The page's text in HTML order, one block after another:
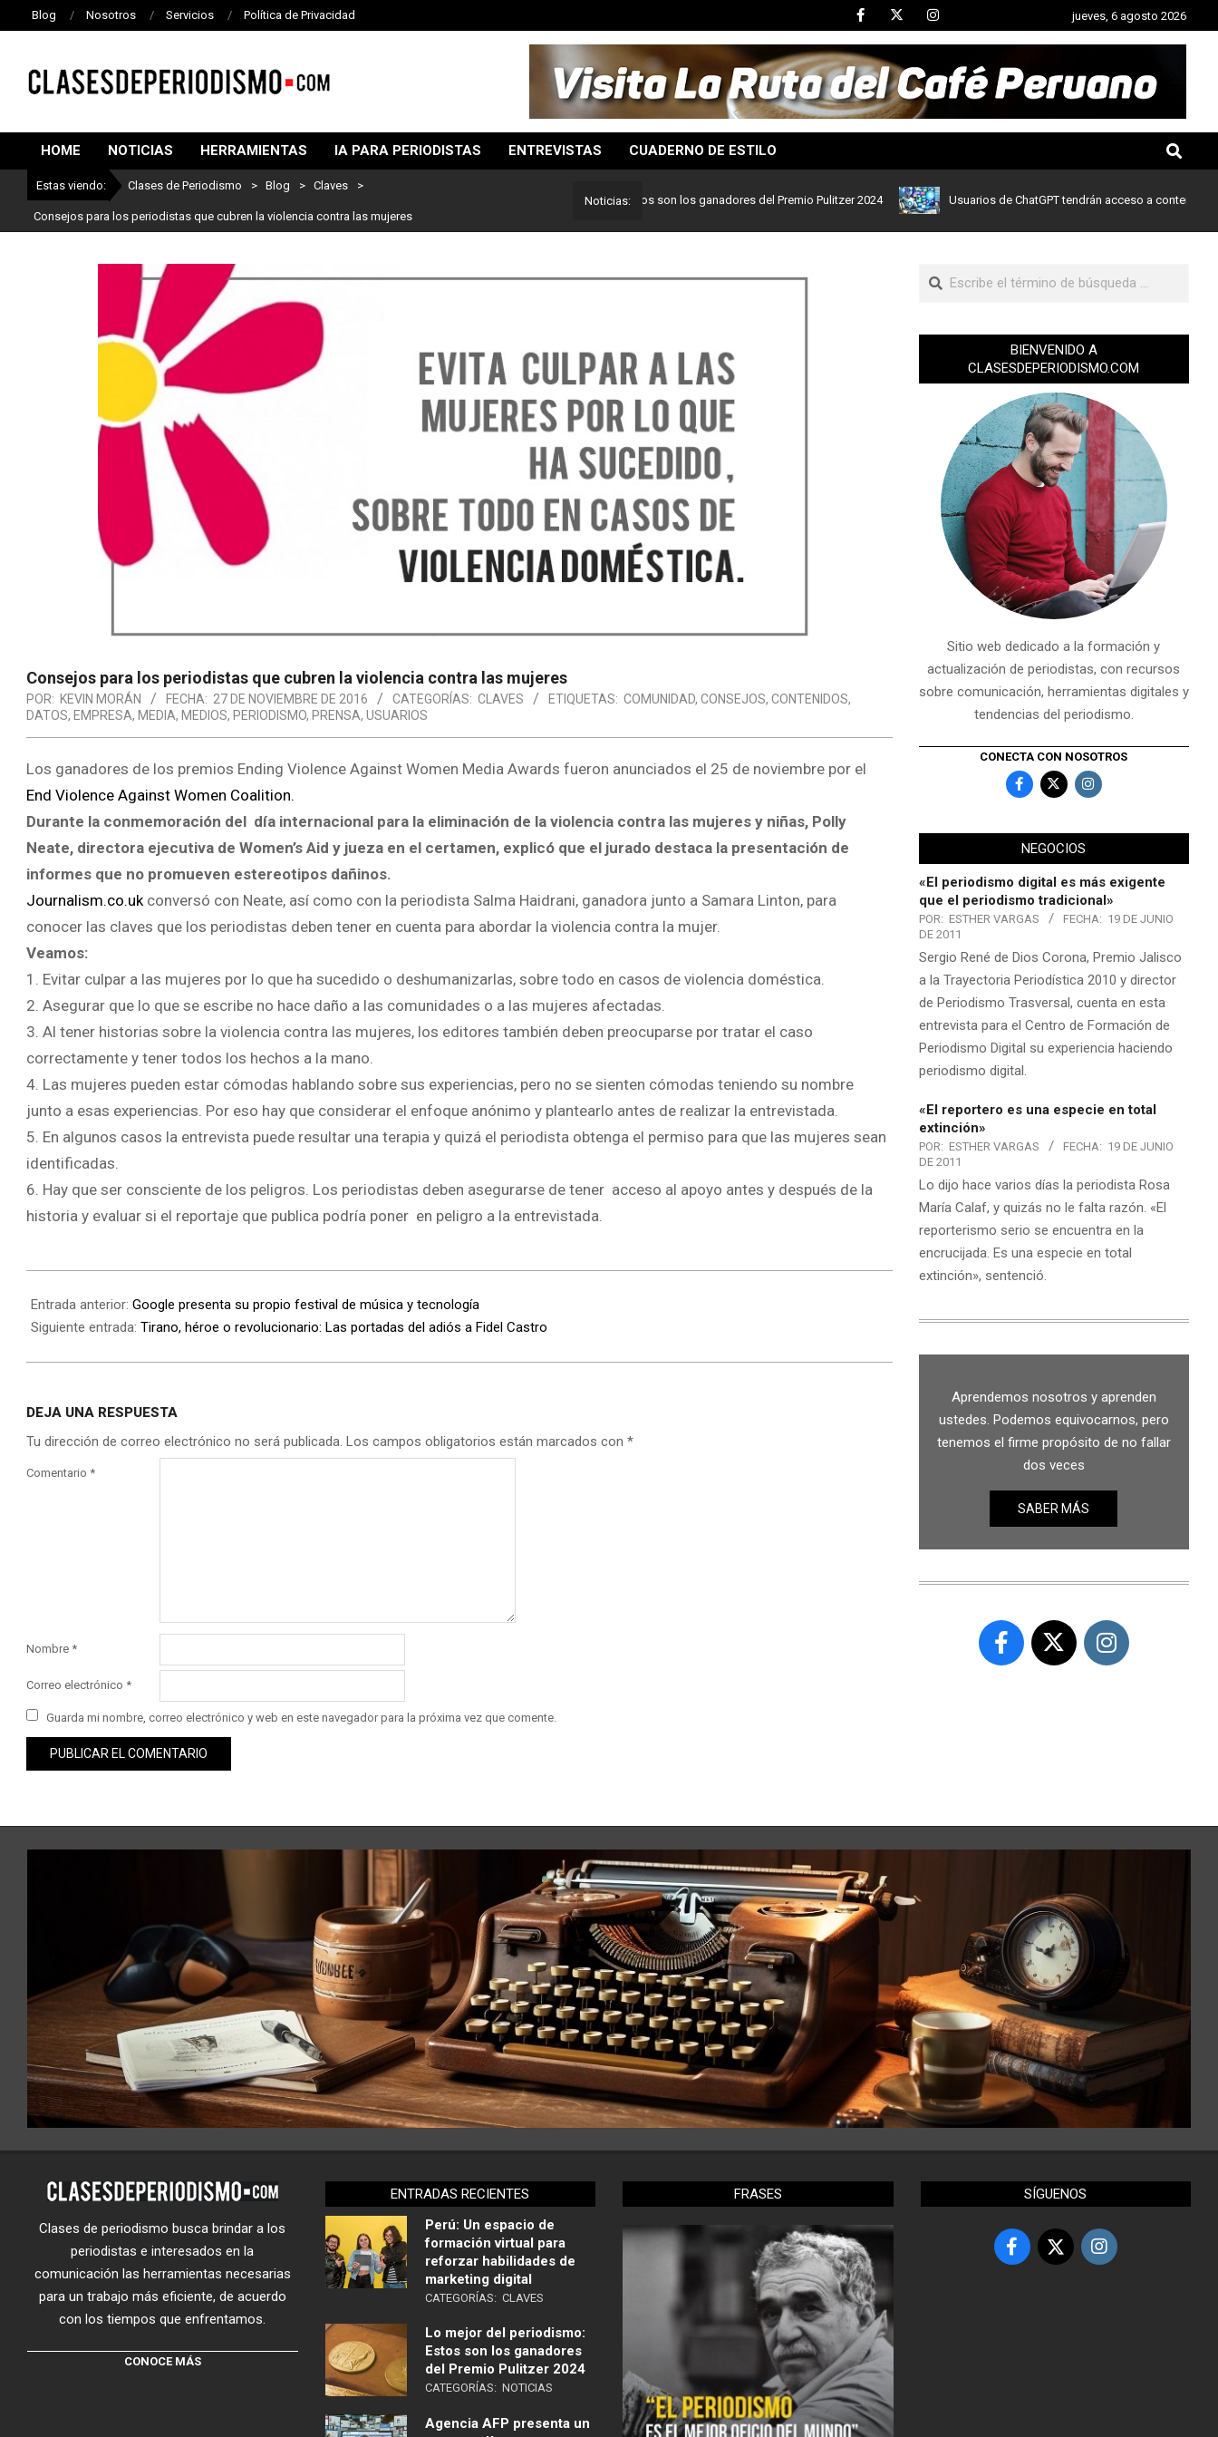
Blog Nosotros Servicios Política de Privacidad jueves, 6 agosto 2026
DE
PERIODISMO
HOME NOTICIAS HERRAMIENTAS IA PARA PERIODISTAS ENTREVISTAS CUADERNO DE ESTILO
Estas viendo: Clases de Periodismo > Blog > Claves >
Consejos para los periodistas que cubren la violencia contra las mujeres
Noticias:
Lo mejor del periodismo: Estos son los ganadores del Premio Pulitzer 2024 Usuarios de ChatGPT tendrán acceso a contenidos de
Consejos para los periodistas que cubren la violencia contra las mujeres
POR: KEVIN MORÁN FECHA: 27 DE NOVIEMBRE DE 2016 CATEGORÍAS: CLAVES ETIQUETAS: COMUNIDAD, CONSEJOS, CONTENIDOS,
DATOS, EMPRESA, MEDIA, MEDIOS, PERIODISMO, PRENSA, USUARIOS
Los ganadores de los premios Ending Violence Against Women Media Awards fueron anunciados el 25 de noviembre por el
End Violence Against Women Coalition.
Durante la conmemoración del día internacional para la eliminación de la violencia contra las mujeres y niñas, Polly
Neate, directora ejecutiva de Women’s Aid y jueza en el certamen, explicó que el jurado destaca la presentación de
informes que no promueven estereotipos dañinos.
Journalism.co.ukconversó con Neate, así como con la periodista Salma Haidrani, ganadora junto a Samara Linton, para
conocer las claves que los periodistas deben tener en cuenta para abordar la violencia contra la mujer.
Veamos:
1. Evitar culpar a las mujeres por lo que ha sucedido o deshumanizarlas, sobre todo en casos de violencia doméstica.
2. Asegurar que lo que se escribe no hace daño a las comunidades o a las mujeres afectadas.
3. Al tener historias sobre la violencia contra las mujeres, los editores también deben preocuparse por tratar el caso
correctamente y tener todos los hechos a la mano.
4. Las mujeres pueden estar cómodas hablando sobre sus experiencias, pero no se sienten cómodas teniendo su nombre
junto a esas experiencias. Por eso hay que considerar el enfoque anónimo y plantearlo antes de realizar la entrevistada.
5. En algunos casos la entrevista puede resultar una terapia y quizá el periodista obtenga el permiso para que las mujeres sean
identificadas.
6. Hay que ser consciente de los peligros. Los periodistas deben asegurarse de tener acceso al apoyo antes y después de la
historia y evaluar si el reportaje que publica podría poner en peligro a la entrevistada.
Entrada anterior: Google presenta su propio festival de música y tecnología
Siguiente entrada: Tirano, héroe o revolucionario: Las portadas del adiós a Fidel Castro
DEJA UNA RESPUESTA
Tu dirección de correo electrónico no será publicada. Los campos obligatorios están marcados con *
Comentario *
Nombre *
Correo electrónico *
Guarda mi nombre, correo electrónico y web en este navegador para la próxima vez que comente.
BIENVENIDO A
CLASESDEPERIODISMO.COM
Sitio web dedicado a la formación y
actualización de periodistas, con recursos
sobre comunicación, herramientas digitales y
tendencias del periodismo.
CONECTA CON NOSOTROS
NEGOCIOS
«El periodismo digital es más exigente
que el periodismo tradicional»
POR: ESTHER VARGAS FECHA: 19 DE JUNIO
DE 2011
Sergio René de Dios Corona, Premio Jalisco
a la Trayectoria Periodística 2010 y director
de Periodismo Trasversal, cuenta en esta
entrevista para el Centro de Formación de
Periodismo Digital su experiencia haciendo
periodismo digital.
«El reportero es una especie en total
extinción»
POR: ESTHER VARGAS FECHA: 19 DE JUNIO
DE 2011
Lo dijo hace varios días la periodista Rosa
María Calaf, y quizás no le falta razón. «El
reporterismo serio se encuentra en la
encrucijada. Es una especie en total
extinción», sentenció.
Aprendemos nosotros y aprenden
ustedes. Podemos equivocarnos, pero
tenemos el firme propósito de no fallar
dos veces
SABER MÁS
Clases de periodismo busca brindar a los
periodistas e interesados en la
comunicación las herramientas necesarias
para un trabajo más eficiente, de acuerdo
con los tiempos que enfrentamos.
CONOCE MÁS
ENTRADAS RECIENTES
Perú: Un espacio de
formación virtual para
reforzar habilidades de
marketing digital
CATEGORÍAS: CLAVES
Lo mejor del periodismo:
Estos son los ganadores
del Premio Pulitzer 2024
CATEGORÍAS: NOTICIAS
Agencia AFP presenta un
FRASES SÍGUENOS